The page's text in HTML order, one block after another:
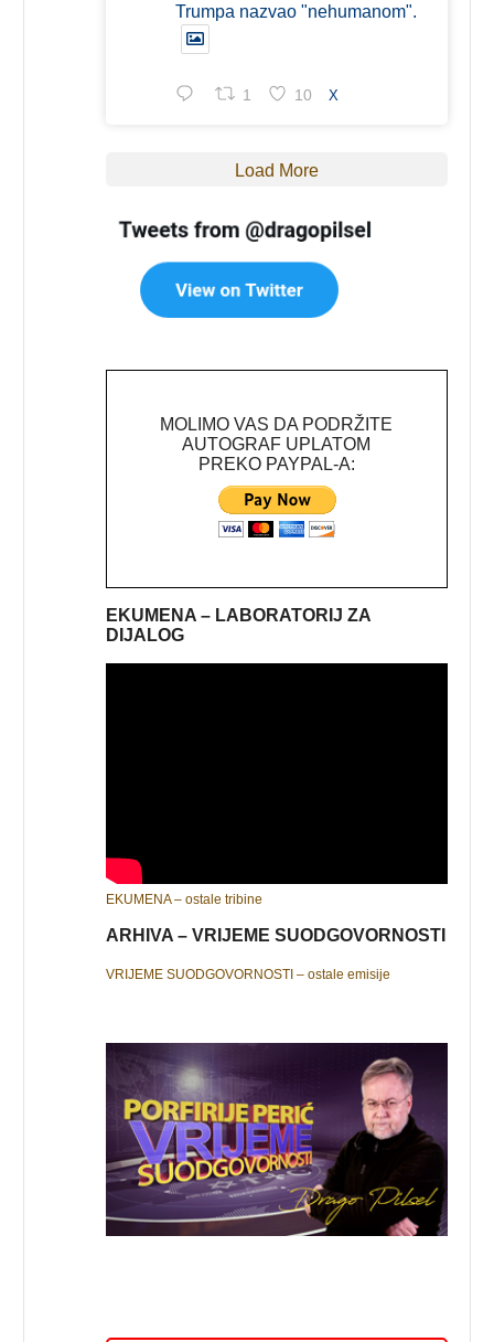
Trumpa nazvao "nehumanom".
1 10 X
Load More
MOLIMO VAS DA PODRŽITE
AUTOGRAF UPLATOM
PREKO PAYPAL-A:
EKUMENA – LABORATORIJ ZA
DIJALOG
EKUMENA – ostale tribine
ARHIVA – VRIJEME SUODGOVORNOSTI
VRIJEME SUODGOVORNOSTI – ostale emisije